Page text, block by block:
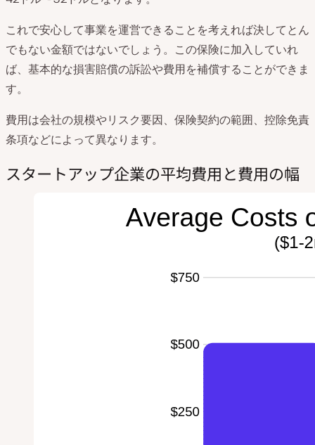
これで安心して事業を運営できることを考えれば決してとん
でもない金額ではないでしょう。この保険に加入していれ
ば、基本的な損害賠償の訴訟や費用を補償することができま
す。
費用は会社の規模やリスク要因、保険契約の範囲、控除免責
条項などによって異なります。
スタートアップ企業の平均費用と費用の幅